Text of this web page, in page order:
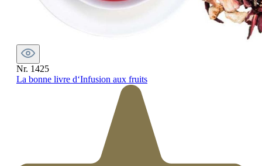
Nr. 1425
La bonne livre d‘Infusion aux fruits